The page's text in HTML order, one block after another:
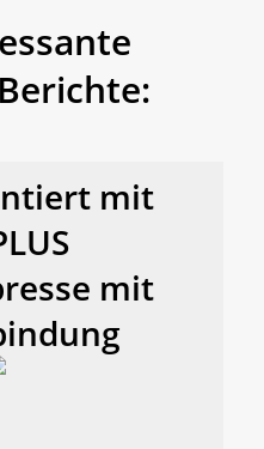
mit
mit